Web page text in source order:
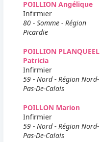
POILLION Angélique
Infirmier
80 - Somme - Région
Picardie
POILLION PLANQUEEL
Patricia
Infirmier
59 - Nord - Région Nord-
Pas-De-Calais
POILLON Marion
Infirmier
59 - Nord - Région Nord-
Pas-De-Calais